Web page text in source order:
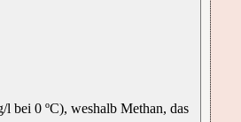
bei 0 ºC), weshalb Methan, das